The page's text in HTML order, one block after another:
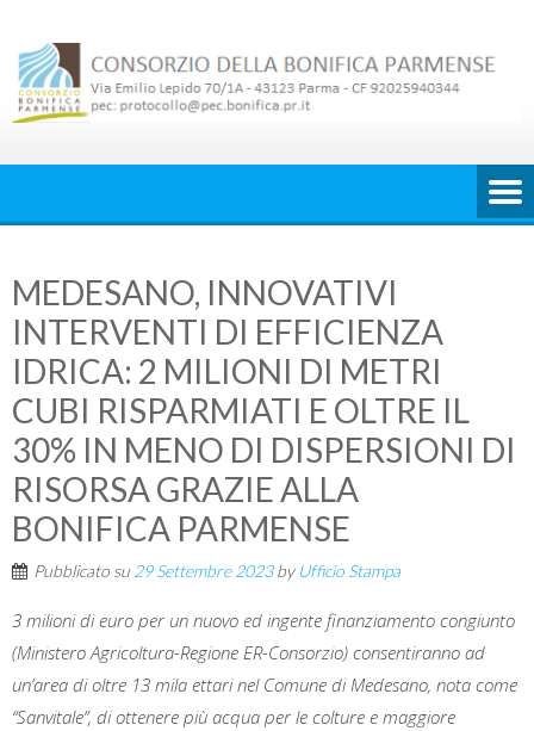
content
MEDESANO, INNOVATIVI
INTERVENTI DI EFFICIENZA
IDRICA: 2 MILIONI DI METRI
CUBI RISPARMIATI E OLTRE IL
30% IN MENO DI DISPERSIONI DI
RISORSA GRAZIE ALLA
BONIFICA PARMENSE
Pubblicato su 29 Settembre 2023by Ufficio Stampa
3 milioni di euro per un nuovo ed ingente finanziamento congiunto
(Ministero Agricoltura-Regione ER-Consorzio) consentiranno ad
un’area di oltre 13 mila ettari nel Comune di Medesano, nota come
“Sanvitale”, di ottenere più acqua per le colture e maggiore